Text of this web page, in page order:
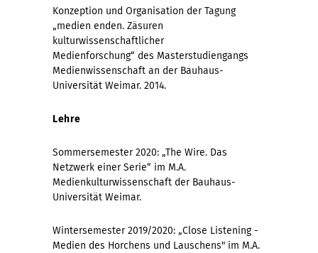
Konzeption und Organisation der Tagung
„medien enden. Zäsuren
kulturwissenschaftlicher
Medienforschung“ des Masterstudiengangs
Medienwissenschaft an der Bauhaus-
Universität Weimar. 2014.
Lehre
Sommersemester 2020: „The Wire. Das
Netzwerk einer Serie“ im M.A.
Medienkulturwissenschaft der Bauhaus-
Universität Weimar.
Wintersemester 2019/2020: „Close Listening -
Medien des Horchens und Lauschens" im M.A.